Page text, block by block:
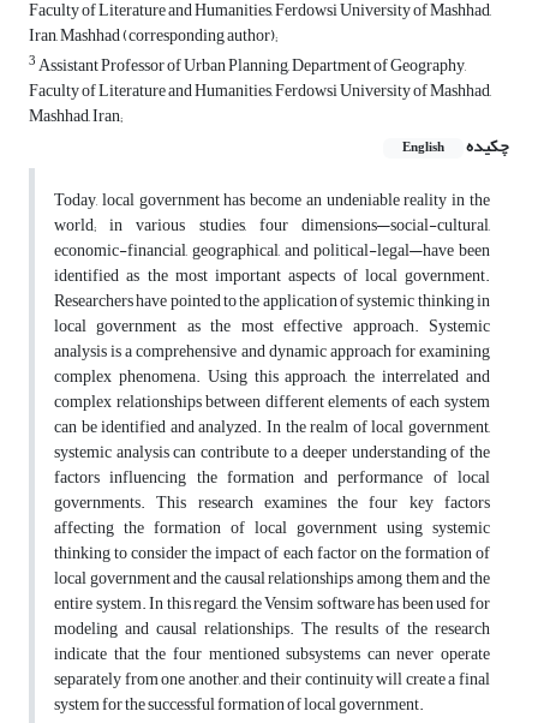
Faculty of Literature and Humanities, Ferdowsi University of Mashhad,
Iran, Mashhad (corresponding author);
3Assistant Professor of Urban Planning, Department of Geography,
Faculty of Literature and Humanities, Ferdowsi University of Mashhad,
Mashhad, Iran;
چکیده
English
Today, local government has become an undeniable reality in the
world; in various studies, four dimensions—social-cultural,
economic-financial, geographical, and political-legal—have been
identified as the most important aspects of local government.
Researchers have pointed to the application of systemic thinking in
local government as the most effective approach. Systemic
analysis is a comprehensive and dynamic approach for examining
complex phenomena. Using this approach, the interrelated and
complex relationships between different elements of each system
can be identified and analyzed. In the realm of local government,
systemic analysis can contribute to a deeper understanding of the
factors influencing the formation and performance of local
governments. This research examines the four key factors
affecting the formation of local government using systemic
thinking to consider the impact of each factor on the formation of
local government and the causal relationships among them and the
entire system. In this regard, the Vensim software has been used for
modeling and causal relationships. The results of the research
indicate that the four mentioned subsystems can never operate
separately from one another, and their continuity will create a final
system for the successful formation of local government.